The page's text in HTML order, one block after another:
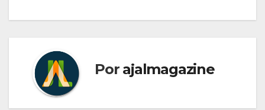
Por ajalmagazine